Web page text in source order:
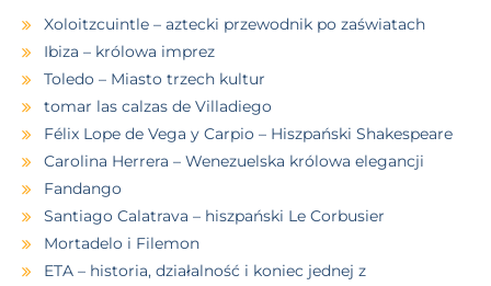
Xoloitzcuintle – aztecki przewodnik po zaświatach
Ibiza – królowa imprez
Toledo – Miasto trzech kultur
tomar las calzas de Villadiego
Félix Lope de Vega y Carpio – Hiszpański Shakespeare
Carolina Herrera – Wenezuelska królowa elegancji
Fandango
Santiago Calatrava – hiszpański Le Corbusier
Mortadelo i Filemon
ETA – historia, działalność i koniec jednej z